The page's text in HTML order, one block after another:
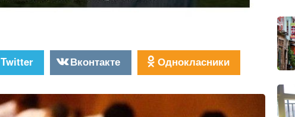
Twitter Вконтакте Однокласники